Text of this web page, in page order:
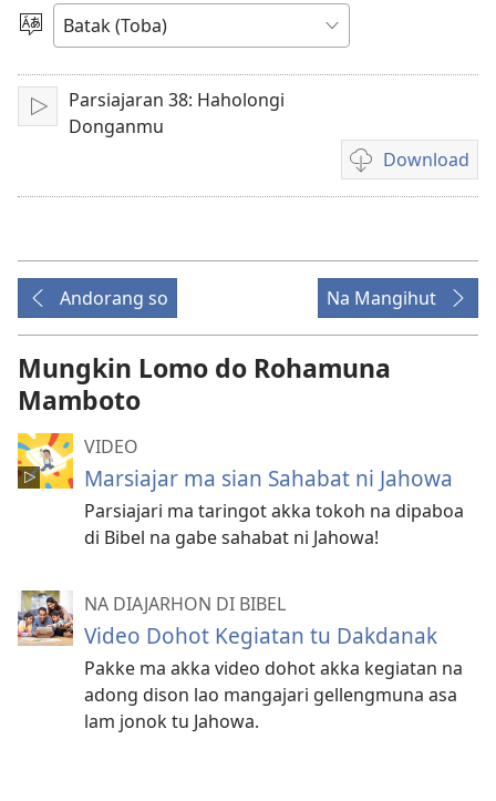
video
Pillit
Hata
Pangolu
Parsiajaran 38: Haholongi
Donganmu
Download
Unduhan
rekaman
Andorang so
Na Mangihut
Mungkin Lomo do Rohamuna
Mamboto
VIDEO
Marsiajar ma sian Sahabat ni Jahowa
Parsiajari ma taringot akka tokoh na dipaboa
di Bibel na gabe sahabat ni Jahowa!
NA DIAJARHON DI BIBEL
Video Dohot Kegiatan tu Dakdanak
Pakke ma akka video dohot akka kegiatan na
adong dison lao mangajari gellengmuna asa
lam jonok tu Jahowa.